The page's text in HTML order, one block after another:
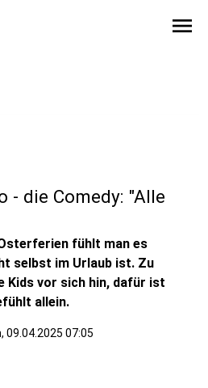
menu
- die Comedy: "Alle
fühlt man es
selbst im Urlaub ist. Zu
Kids vor sich hin, dafür ist
allein.
09.04.2025 07:05